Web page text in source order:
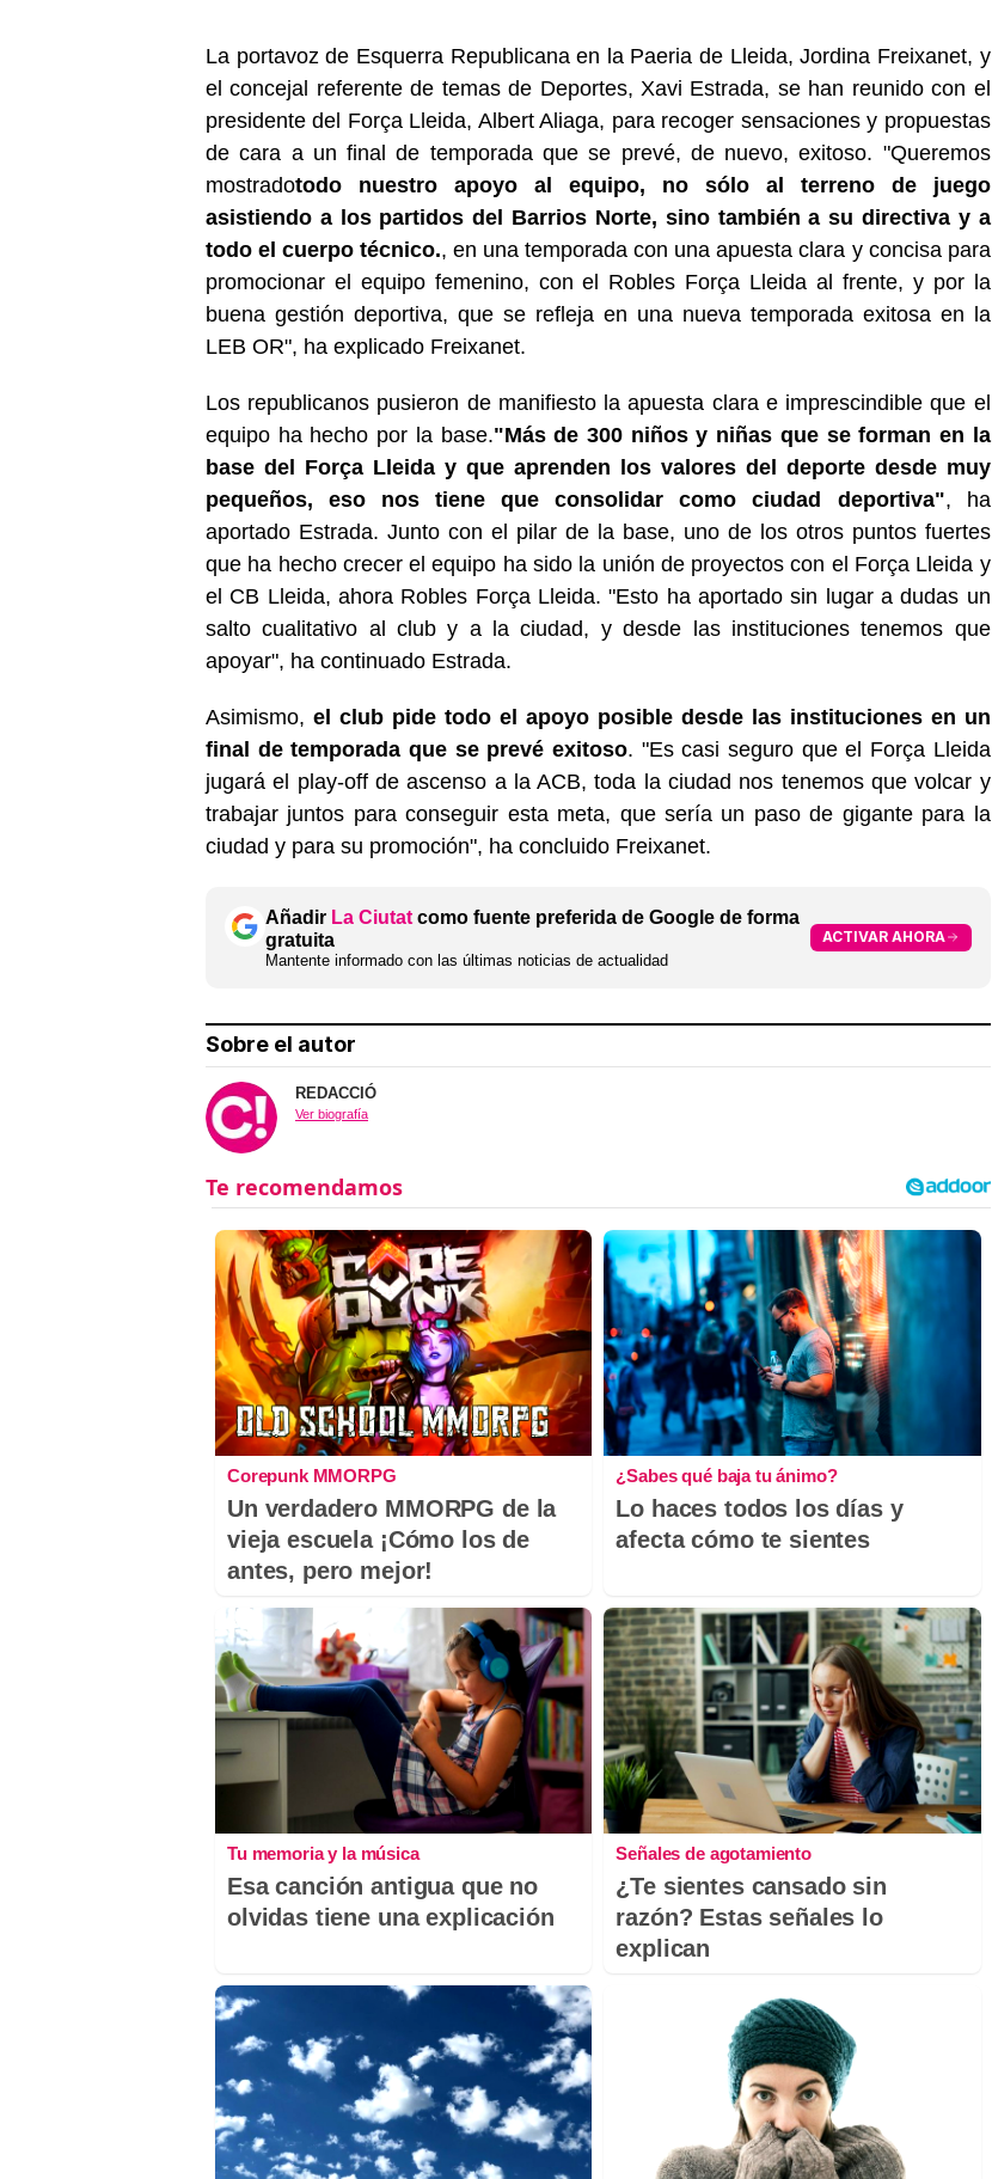
La portavoz de Esquerra Republicana en la Paeria de Lleida, Jordina Freixanet, y
el concejal referente de temas de Deportes, Xavi Estrada, se han reunido con el
presidente del Força Lleida, Albert Aliaga, para recoger sensaciones y propuestas
de cara a un final de temporada que se prevé, de nuevo, exitoso. "Queremos
mostradotodo nuestro apoyo al equipo, no sólo al terreno de juego
asistiendo a los partidos del Barrios Norte, sino también a su directiva y a
todo el cuerpo técnico., en una temporada con una apuesta clara y concisa para
promocionar el equipo femenino, con el Robles Força Lleida al frente, y por la
buena gestión deportiva, que se refleja en una nueva temporada exitosa en la
LEB OR", ha explicado Freixanet.
Los republicanos pusieron de manifiesto la apuesta clara e imprescindible que el
equipo ha hecho por la base."Más de 300 niños y niñas que se forman en la
base del Força Lleida y que aprenden los valores del deporte desde muy
pequeños, eso nos tiene que consolidar como ciudad deportiva", ha
aportado Estrada. Junto con el pilar de la base, uno de los otros puntos fuertes
que ha hecho crecer el equipo ha sido la unión de proyectos con el Força Lleida y
el CB Lleida, ahora Robles Força Lleida. "Esto ha aportado sin lugar a dudas un
salto cualitativo al club y a la ciudad, y desde las instituciones tenemos que
apoyar", ha continuado Estrada.
Asimismo, el club pide todo el apoyo posible desde las instituciones en un
final de temporada que se prevé exitoso. "Es casi seguro que el Força Lleida
jugará el play-off de ascenso a la ACB, toda la ciudad nos tenemos que volcar y
trabajar juntos para conseguir esta meta, que sería un paso de gigante para la
ciudad y para su promoción", ha concluido Freixanet.
Añadir La Ciutat como fuente preferida de Google de forma
gratuita
Mantente informado con las últimas noticias de actualidad
ACTIVAR AHORA
Sobre el autor
REDACCIÓ
Ver biografía
Corepunk MMORPG
Un verdadero MMORPG de la
vieja escuela ¡Cómo los de
antes, pero mejor!
¿Sabes qué baja tu ánimo?
Lo haces todos los días y
afecta cómo te sientes
Tu memoria y la música
Esa canción antigua que no
olvidas tiene una explicación
Señales de agotamiento
¿Te sientes cansado sin
razón? Estas señales lo
explican